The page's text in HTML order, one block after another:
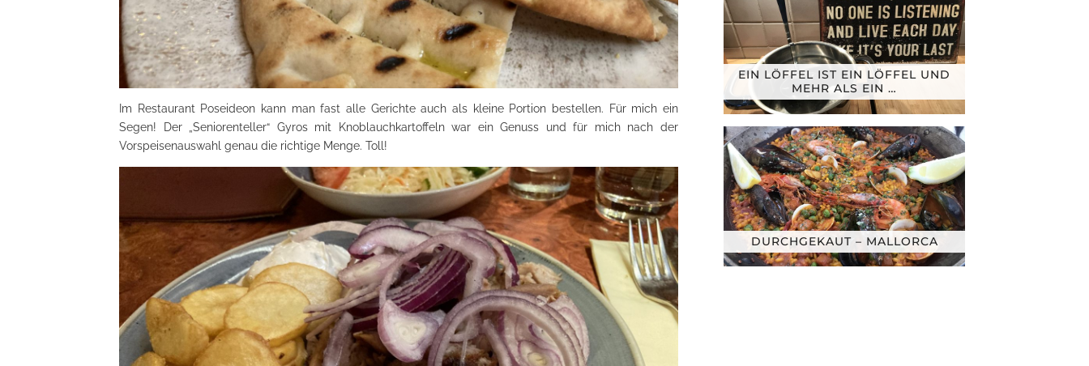
Im Restaurant Poseideon kann man fast alle Gerichte auch als kleine Portion bestellen. Für mich ein
Segen! Der „Seniorenteller“ Gyros mit Knoblauchkartoffeln war ein Genuss und für mich nach der
Vorspeisenauswahl genau die richtige Menge. Toll!
EIN LÖFFEL IST EIN LÖFFEL UND
MEHR ALS EIN …
DURCHGEKAUT – MALLORCA